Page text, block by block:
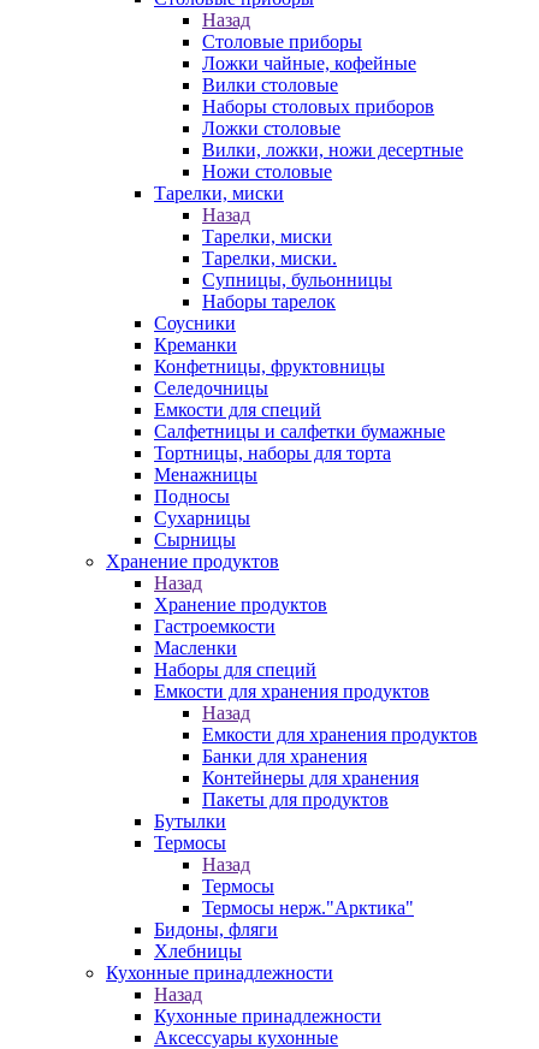
Назад
Столовые приборы
Ложки чайные, кофейные
Вилки столовые
Наборы столовых приборов
Ложки столовые
Вилки, ложки, ножи десертные
Ножи столовые
Тарелки, миски
Назад
Тарелки, миски
Тарелки, миски.
Супницы, бульонницы
Наборы тарелок
Соусники
Креманки
Конфетницы, фруктовницы
Селедочницы
Емкости для специй
Салфетницы и салфетки бумажные
Тортницы, наборы для торта
Менажницы
Подносы
Сухарницы
Сырницы
Хранение продуктов
Назад
Хранение продуктов
Гастроемкости
Масленки
Наборы для специй
Емкости для хранения продуктов
Назад
Емкости для хранения продуктов
Банки для хранения
Контейнеры для хранения
Пакеты для продуктов
Бутылки
Термосы
Назад
Термосы
Термосы нерж."Арктика"
Бидоны, фляги
Хлебницы
Кухонные принадлежности
Назад
Кухонные принадлежности
Аксессуары кухонные